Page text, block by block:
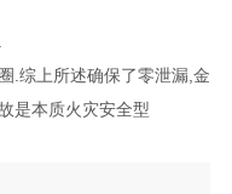
.综上所述确保了零泄漏,金
是本质火灾安全型